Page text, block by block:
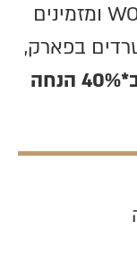
מציגים את שירות WORK&PARK ומזמינים
בפארק,